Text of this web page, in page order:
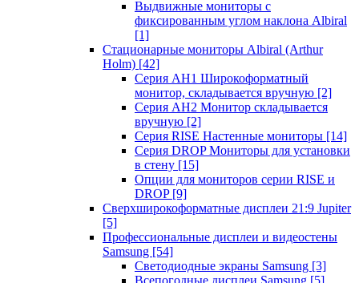
Выдвижные мониторы с
фиксированным углом наклона Albiral
[1]
Стационарные мониторы Albiral (Arthur
Holm) [42]
Серия AH1 Широкоформатный
монитор, складывается вручную [2]
Серия AH2 Монитор складывается
вручную [2]
Серия RISE Настенные мониторы [14]
Серия DROP Мониторы для установки
в стену [15]
Опции для мониторов серии RISE и
DROP [9]
Сверхширокоформатные дисплеи 21:9 Jupiter
[5]
Профессиональные дисплеи и видеостены
Samsung [54]
Светодиодные экраны Samsung [3]
Всепогодные дисплеи Samsung [5]